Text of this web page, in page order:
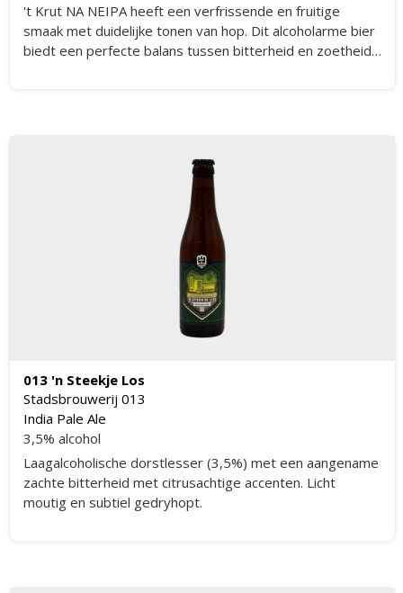
't Krut NA NEIPA heeft een verfrissende en fruitige
smaak met duidelijke tonen van hop. Dit alcoholarme bier
biedt een perfecte balans tussen bitterheid en zoetheid,
013 'n Steekje Los
Stadsbrouwerij 013
India Pale Ale
3,5% alcohol
Laagalcoholische dorstlesser (3,5%) met een aangename
zachte bitterheid met citrusachtige accenten. Licht
moutig en subtiel gedryhopt.